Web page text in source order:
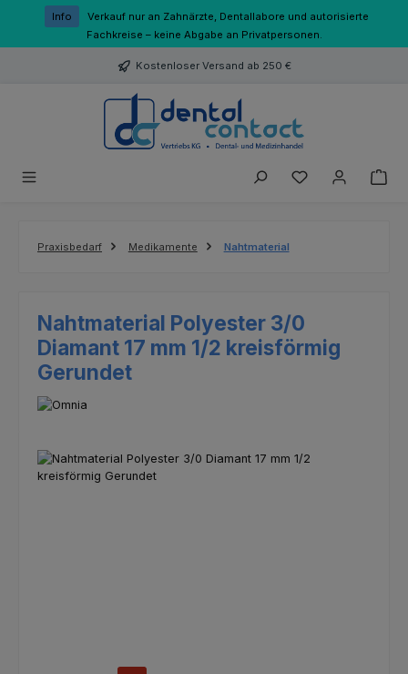
Zum Hauptinhalt springen
Info
Verkauf nur an Zahnärzte, Dentallabore und autorisierte
Fachkreise – keine Abgabe an Privatpersonen.
Kostenloser Versand ab 250 €
Du hast 0
Praxisbedarf Medikamente Nahtmaterial
Nahtmaterial Polyester 3/0
Diamant 17 mm 1/2 kreisförmig
Gerundet
Bildergalerie überspringen